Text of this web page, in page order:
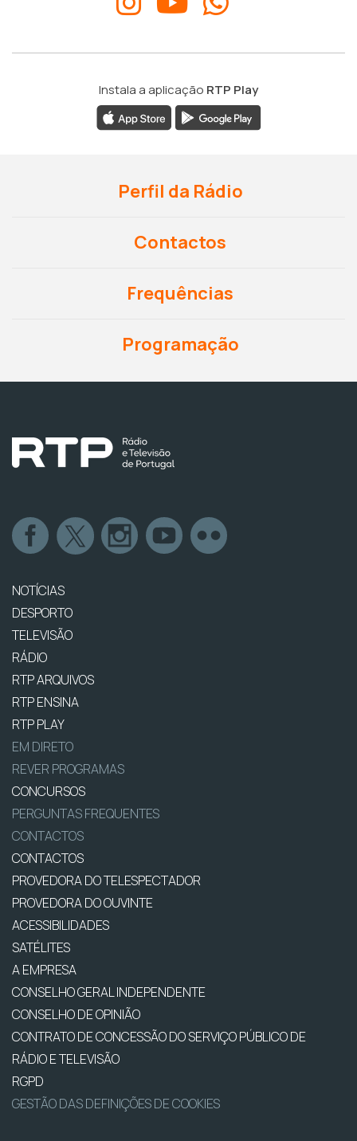
Instala a aplicação RTP Play
Perfil da Rádio
Contactos
Frequências
Programação
NOTÍCIAS
DESPORTO
TELEVISÃO
RÁDIO
RTP ARQUIVOS
RTP ENSINA
RTP PLAY
EM DIRETO
REVER PROGRAMAS
CONCURSOS
PERGUNTAS FREQUENTES
CONTACTOS
CONTACTOS
PROVEDORA DO TELESPECTADOR
PROVEDORA DO OUVINTE
ACESSIBILIDADES
SATÉLITES
A EMPRESA
CONSELHO GERAL INDEPENDENTE
CONSELHO DE OPINIÃO
CONTRATO DE CONCESSÃO DO SERVIÇO PÚBLICO DE
RÁDIO E TELEVISÃO
RGPD
GESTÃO DAS DEFINIÇÕES DE COOKIES